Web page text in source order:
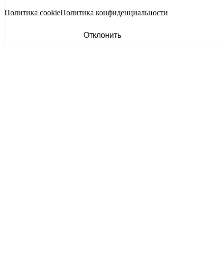
Политика cookieПолитика конфиденциальности
Отклонить